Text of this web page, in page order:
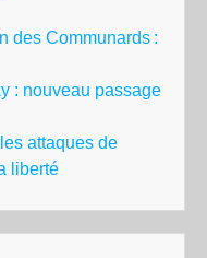
des Communards :
: nouveau passage
attaques de
liberté